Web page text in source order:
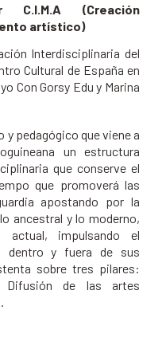
(Creación
artístico)
Interdisciplinaria del
Cultural de España en
Con Gorsy Edu y Marina
y pedagógico que viene a
un estructura
que conserve el
que promoverá las
apostando por la
ancestral y lo moderno,
impulsando el
dentro y fuera de sus
sobre tres pilares:
Difusión de las artes